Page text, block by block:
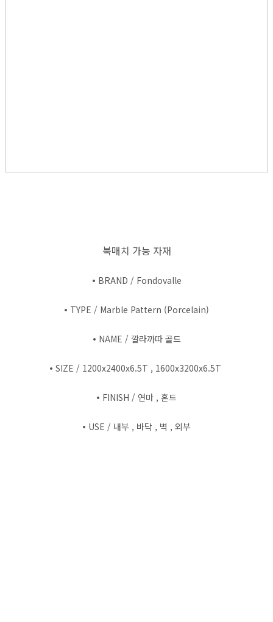
북매치 가능 자재
• BRAND / Fondovalle
• TYPE / Marble Pattern (Porcelain)
• NAME / 깔라까따 골드
• SIZE / 1200x2400x6.5T , 1600x3200x6.5T
• FINISH / 연마 , 혼드
• USE / 내부 , 바닥 , 벽 , 외부